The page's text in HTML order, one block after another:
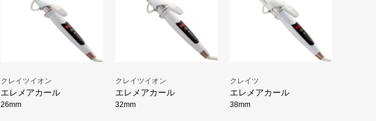
クレイツイオン
エレメアカール
26mm
クレイツイオン
エレメアカール
32mm
クレイツ
エレメアカール
38mm